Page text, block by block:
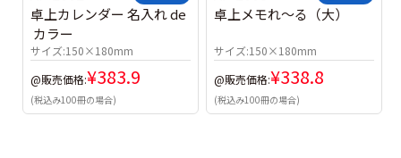
卓上カレンダー 名入れ de
カラー
サイズ:150×180mm
@販売価格:¥383.9
(税込み100冊の場合)
卓上メモれ～る（大）
サイズ:150×180mm
@販売価格:¥338.8
(税込み100冊の場合)